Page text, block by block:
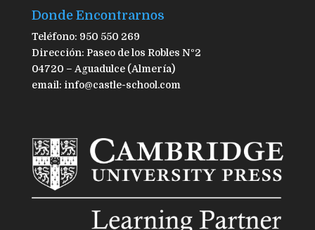
Donde Encontrarnos
Teléfono: 950 550 269
Dirección: Paseo de los Robles Nº2
04720 – Aguadulce (Almería)
email: info@castle-school.com